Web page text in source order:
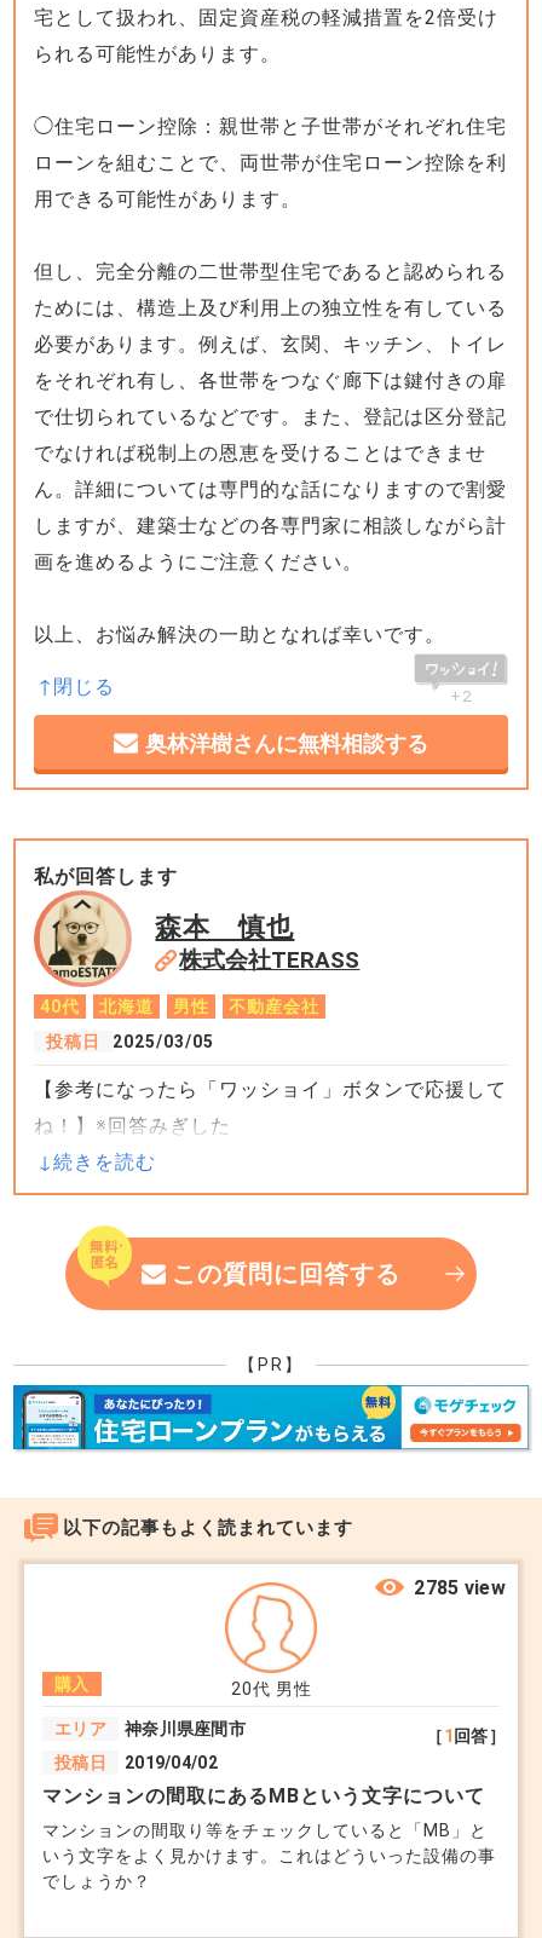
宅として扱われ、固定資産税の軽減措置を2倍受け
られる可能性があります。
◯住宅ローン控除：親世帯と子世帯がそれぞれ住宅
ローンを組むことで、両世帯が住宅ローン控除を利
用できる可能性があります。
但し、完全分離の二世帯型住宅であると認められる
ためには、構造上及び利用上の独立性を有している
必要があります。例えば、玄関、キッチン、トイレ
をそれぞれ有し、各世帯をつなぐ廊下は鍵付きの扉
で仕切られているなどです。また、登記は区分登記
でなければ税制上の恩恵を受けることはできませ
ん。詳細については専門的な話になりますので割愛
しますが、建築士などの各専門家に相談しながら計
画を進めるようにご注意ください。
以上、お悩み解決の一助となれば幸いです。
+2
奥林洋樹さんに無料相談する
私が回答します
森本 慎也
株式会社TERASS
40代 北海道 男性
不動産会社
投稿日
2025/03/05
【参考になったら「ワッショイ」ボタンで応援して
ね！】※回答みぎした
面白いご質問です。
想定できる節税メリットや建築メリットを考えてみ
ました。
完全分離型の二世帯住宅を建てると、親子で別々に
家を買う場合と比べて、税金やコスト面でさまざま
子世帯で別々の所有名義に分ける）をすると効果的
です。
ポイントを簡単に説明します。
◎住宅ローン控除
区分登記すれば、親世帯・子世帯それぞれが住宅ロ
除は使えますが、土地代や諸経費が二重にかかる
分、完全分離型の方がお得になりやすいです。
この質問に回答する
【PR】
以下の記事もよく読まれています
20代 男性
購入
エリア
神奈川県座間市
投稿日
2019/04/02
［1 回答］
2785 view
マンションの間取にあるMBという文字について
マンションの間取り等をチェックしていると「MB」と
いう文字をよく見かけます。これはどういった設備の事
でしょうか？